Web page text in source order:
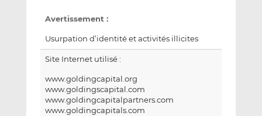
Avertissement :
Usurpation d’identité et activités illicites
Site Internet utilisé :
www.goldingcapital.org
www.goldingscapital.com
www.goldingcapitalpartners.com
www.goldingcapitals.com